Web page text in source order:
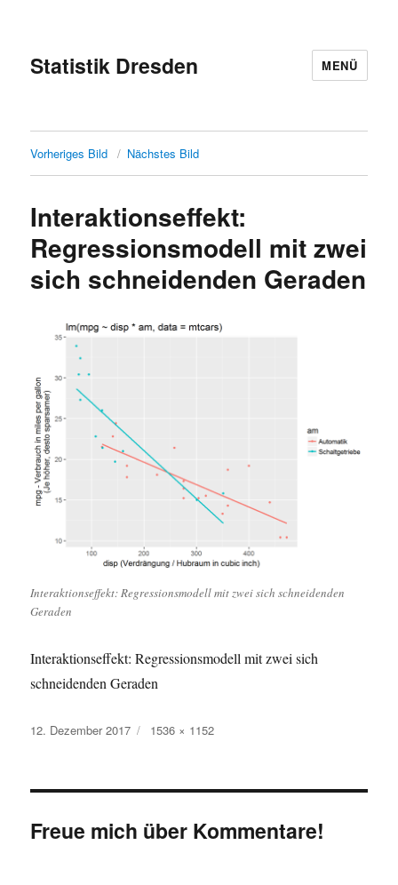
Statistik Dresden MENÜ
Vorheriges Bild Nächstes Bild
Interaktionseffekt:
Regressionsmodell mit zwei
sich schneidenden Geraden
Interaktionseffekt: Regressionsmodell mit zwei sich schneidenden
Geraden
Interaktionseffekt: Regressionsmodell mit zwei sich
schneidenden Geraden
Veröffentlicht
12. Dezember 2017 Originalgröße
1536 × 1152
Freue mich über Kommentare!